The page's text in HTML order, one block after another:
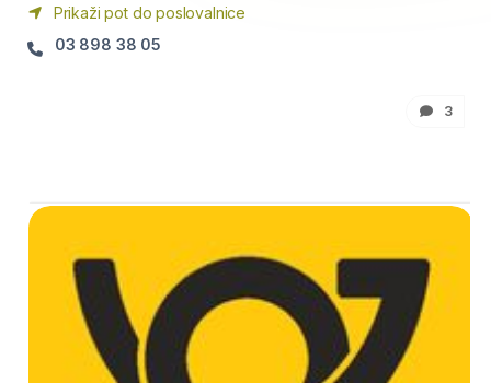
Prikaži pot do poslovalnice
03 898 38 05
3